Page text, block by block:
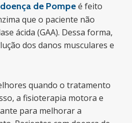
doença de Pompeé feito
que o paciente não
ácida (GAA). Dessa forma,
dos danos musculares e
quando o tratamento
a fisioterapia motora e
para melhorar a